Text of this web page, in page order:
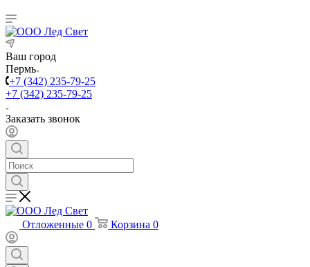
Ваш город
Пермь
+7 (342) 235-79-25
+7 (342) 235-79-25
Заказать звонок
Отложенные 0 Корзина 0